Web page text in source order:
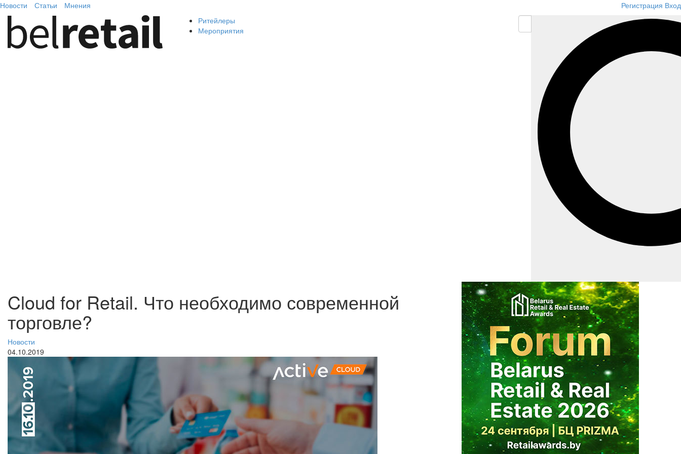
Новости Статьи Мнения Регистрация Вход
Ритейлеры
Мероприятия
Cloud for Retail. Что необходимо современной
торговле?
Новости
04.10.2019